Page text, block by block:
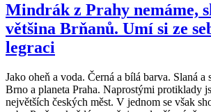
Mindrák z Prahy nemáme,
většina Brňanů. Umí si ze
legraci
Jako oheň a voda. Černá a bílá barva. Slaná a
Brno a planeta Praha. Naprostými protiklady
největších českých měst. V jednom se však